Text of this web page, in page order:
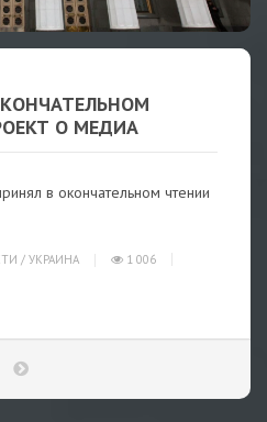
О МЕДИА
в окончательном чтении
/ УКРАИНА
1 006